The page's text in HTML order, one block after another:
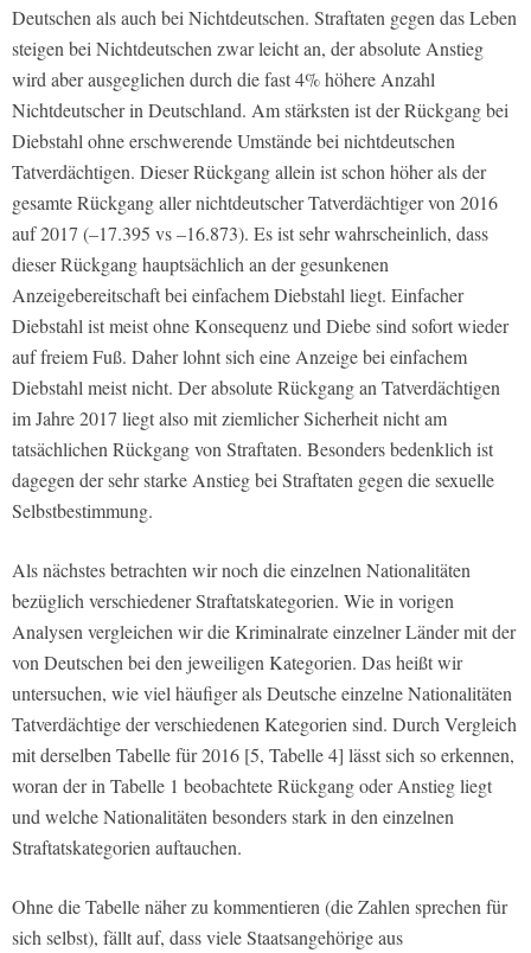
Deutschen als auch bei Nichtdeutschen. Straftaten gegen das Leben
steigen bei Nichtdeutschen zwar leicht an, der absolute Anstieg
wird aber ausgeglichen durch die fast 4% höhere Anzahl
Nichtdeutscher in Deutschland. Am stärksten ist der Rückgang bei
Diebstahl ohne erschwerende Umstände bei nichtdeutschen
Tatverdächtigen. Dieser Rückgang allein ist schon höher als der
gesamte Rückgang aller nichtdeutscher Tatverdächtiger von 2016
auf 2017 (–17.395 vs –16.873). Es ist sehr wahrscheinlich, dass
dieser Rückgang hauptsächlich an der gesunkenen
Anzeigebereitschaft bei einfachem Diebstahl liegt. Einfacher
Diebstahl ist meist ohne Konsequenz und Diebe sind sofort wieder
auf freiem Fuß. Daher lohnt sich eine Anzeige bei einfachem
Diebstahl meist nicht. Der absolute Rückgang an Tatverdächtigen
im Jahre 2017 liegt also mit ziemlicher Sicherheit nicht am
tatsächlichen Rückgang von Straftaten. Besonders bedenklich ist
dagegen der sehr starke Anstieg bei Straftaten gegen die sexuelle
Selbstbestimmung.
Als nächstes betrachten wir noch die einzelnen Nationalitäten
bezüglich verschiedener Straftatskategorien. Wie in vorigen
Analysen vergleichen wir die Kriminalrate einzelner Länder mit der
von Deutschen bei den jeweiligen Kategorien. Das heißt wir
untersuchen, wie viel häufiger als Deutsche einzelne Nationalitäten
Tatverdächtige der verschiedenen Kategorien sind. Durch Vergleich
mit derselben Tabelle für 2016 [5, Tabelle 4] lässt sich so erkennen,
woran der in Tabelle 1 beobachtete Rückgang oder Anstieg liegt
und welche Nationalitäten besonders stark in den einzelnen
Straftatskategorien auftauchen.
Ohne die Tabelle näher zu kommentieren (die Zahlen sprechen für
sich selbst), fällt auf, dass viele Staatsangehörige aus